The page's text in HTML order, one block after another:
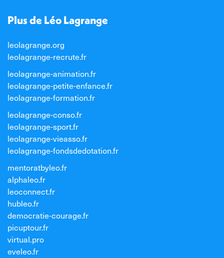
Plus de Léo Lagrange
leolagrange.org
leolagrange-recrute.fr
leolagrange-animation.fr
leolagrange-petite-enfance.fr
leolagrange-formation.fr
leolagrange-conso.fr
leolagrange-sport.fr
leolagrange-vieasso.fr
leolagrange-fondsdedotation.fr
mentoratbyleo.fr
alphaleo.fr
leoconnect.fr
hubleo.fr
democratie-courage.fr
picuptour.fr
virtual.pro
eveleo.fr